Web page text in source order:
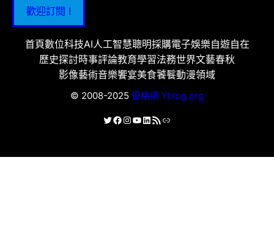
歡迎訂閱 !
首頁數位科技AI人工智慧聰明採購電子娛樂自遊自在
歷史探討時事評論教育學習法務世界文藝春秋
影像藝術音樂饗宴美食饕餮動漫領域
© 2008-2025 優格網 Yblog.org
X Facebook
Instagram
YouTube
LinkedIn
RSS 資訊提供連結